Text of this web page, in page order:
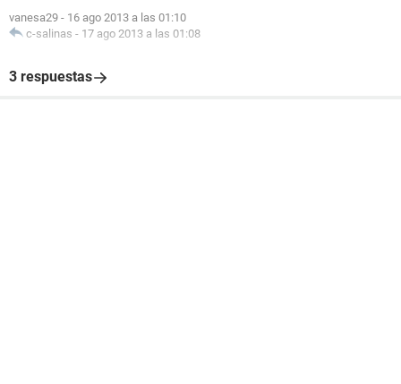
vanesa29 - 16 ago 2013 a las 01:10
c-salinas - 17 ago 2013 a las 01:08
3 respuestas